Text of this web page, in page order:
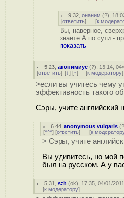
9.32 ,онаним (?),
[ответить] [к
Вы, наверное,
знаете А по сути -
показать
5.23 ,анонимиус (?), 13:14, 04/
[ответить] [↓] [↑] [к модератору]
>если вы учитесь чему
эффективность такого
Сэры, учите английский
6.44 ,anonymous vulgaris (?
[^^^] [ответить] [к
> Сэры, учите
Вы удивитесь, но мой
был на русском. А у
5.31 ,szh (ok), 17:35, 04/01/
[к модератору]